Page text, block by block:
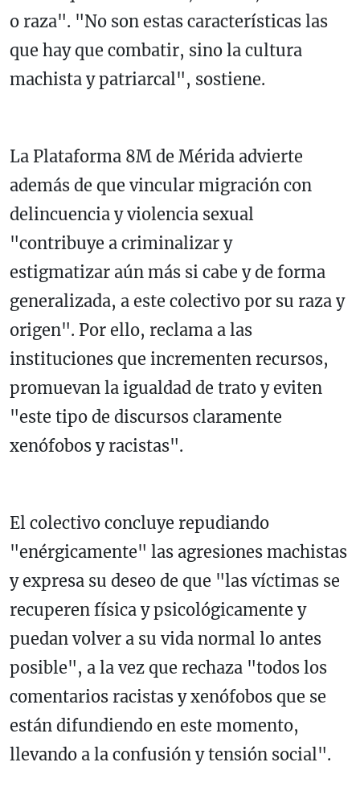
o raza". "No son estas características las
que hay que combatir, sino la cultura
machista y patriarcal", sostiene.
La Plataforma 8M de Mérida advierte
además de que vincular migración con
delincuencia y violencia sexual
"contribuye a criminalizar y
estigmatizar aún más si cabe y de forma
generalizada, a este colectivo por su raza y
origen". Por ello, reclama a las
instituciones que incrementen recursos,
promuevan la igualdad de trato y eviten
"este tipo de discursos claramente
xenófobos y racistas".
El colectivo concluye repudiando
"enérgicamente" las agresiones machistas
y expresa su deseo de que "las víctimas se
recuperen física y psicológicamente y
puedan volver a su vida normal lo antes
posible", a la vez que rechaza "todos los
comentarios racistas y xenófobos que se
están difundiendo en este momento,
llevando a la confusión y tensión social".